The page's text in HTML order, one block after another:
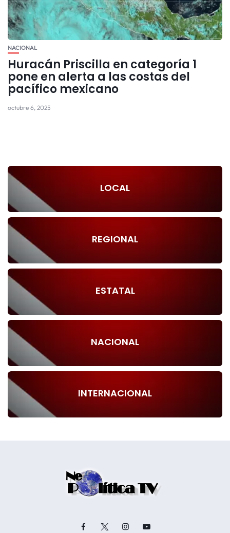
NACIONAL
Huracán Priscilla en categoría 1
pone en alerta a las costas del
pacífico mexicano
octubre 6, 2025
LOCAL
REGIONAL
ESTATAL
NACIONAL
INTERNACIONAL